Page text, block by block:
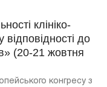
клініко-
до
(20-21 жовтня
конгресу з